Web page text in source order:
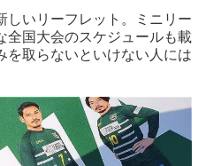
しいリーフレット。ミニリー
全国大会のスケジュールも載
を取らないといけない人には